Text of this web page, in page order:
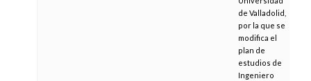
de Valladolid,
por la que se
modifica el
plan de
estudios de
Ingeniero